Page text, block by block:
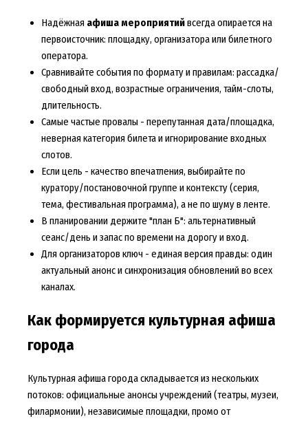
Надёжная афиша мероприятийвсегда опирается на
первоисточник: площадку, организатора или билетного
оператора.
Сравнивайте события по формату и правилам: рассадка/
свободный вход, возрастные ограничения, тайм-слоты,
длительность.
Самые частые провалы - перепутанная дата/площадка,
неверная категория билета и игнорирование входных
слотов.
Если цель - качество впечатления, выбирайте по
куратору/постановочной группе и контексту (серия,
тема, фестивальная программа), а не по шуму в ленте.
В планировании держите "план Б": альтернативный
сеанс/день и запас по времени на дорогу и вход.
Для организаторов ключ - единая версия правды: один
актуальный анонс и синхронизация обновлений во всех
каналах.
Как формируется культурная афиша
города
Культурная афиша города складывается из нескольких
потоков: официальные анонсы учреждений (театры, музеи,
филармонии), независимые площадки, промо от